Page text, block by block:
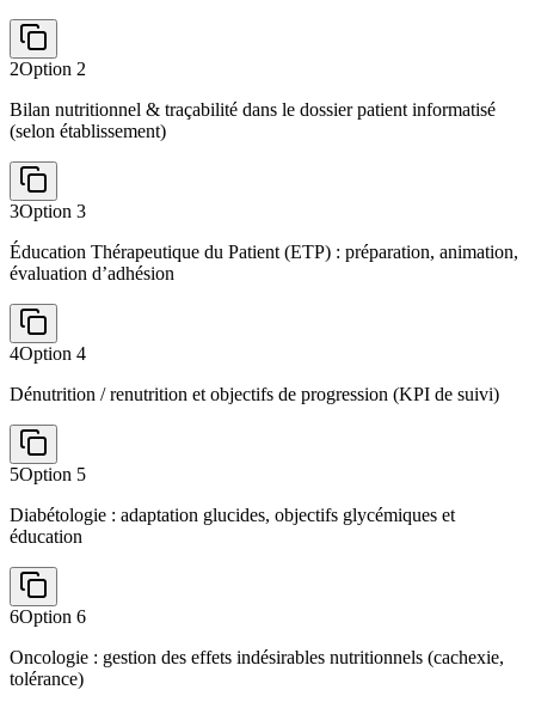
2Option 2
Bilan nutritionnel & traçabilité dans le dossier patient informatisé
(selon établissement)
3Option 3
Éducation Thérapeutique du Patient (ETP) : préparation, animation,
évaluation d’adhésion
4Option 4
Dénutrition / renutrition et objectifs de progression (KPI de suivi)
5Option 5
Diabétologie : adaptation glucides, objectifs glycémiques et
éducation
6Option 6
Oncologie : gestion des effets indésirables nutritionnels (cachexie,
tolérance)